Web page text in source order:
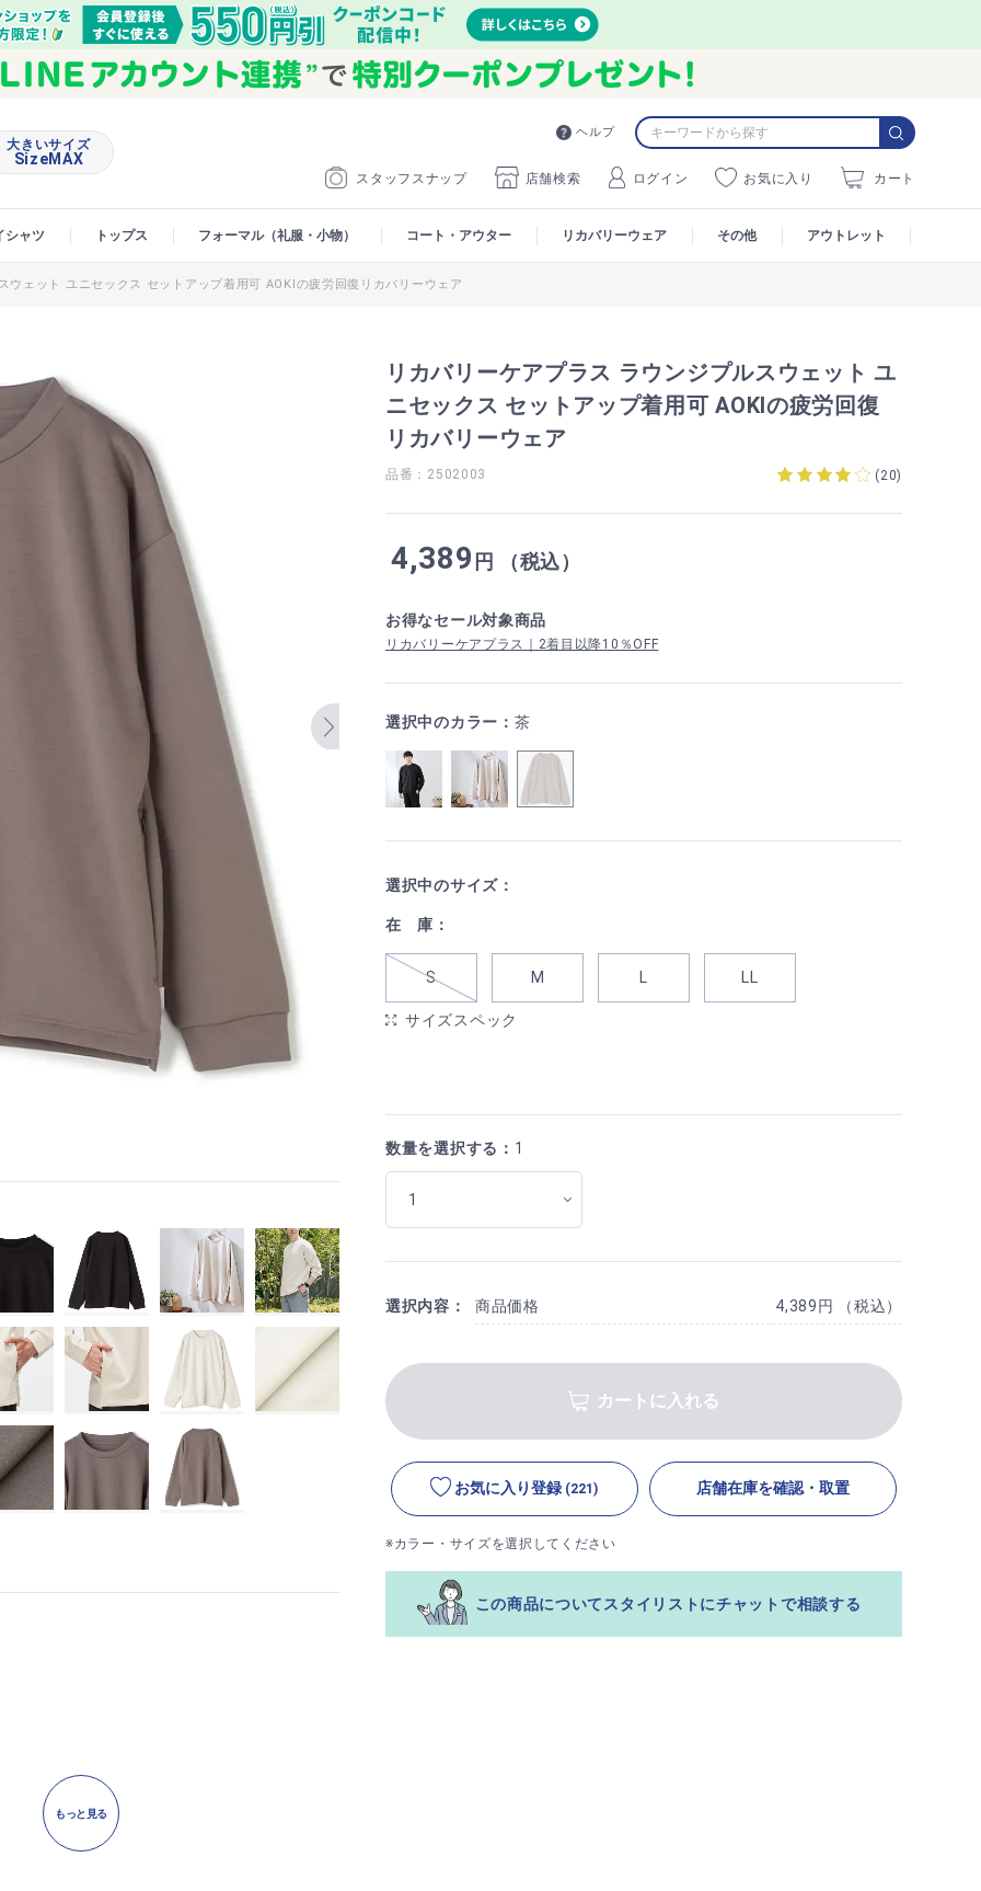
ヘルプ
スタッフスナップ 店舗検索 ログイン お気に入り カート
大きいサイズ
SizeMAX
シャツ トップス フォーマル（礼服・小物） コート・アウター リカバリーウェア その他 アウトレット
ウェット ユニセックス セットアップ着用可 AOKIの疲労回復リカバリーウェア
もっと見る
リカバリーケアプラス ラウンジプルスウェット ユ
ニセックス セットアップ着用可 AOKIの疲労回復
リカバリーウェア
品番：2502003 (20)
4,389 円 （税込）
お得なセール対象商品
リカバリーケアプラス｜2着目以降10％OFF
選択中のカラー： 茶
選択中のサイズ：
在 庫：
S M L LL
サイズスペック
数量を選択する： 1
選択内容： 商品価格 4,389円 （税込）
カートに入れる
お気に入り登録 (221) 店舗在庫を確認・取置
※カラー・サイズを選択してください
この商品についてスタイリストにチャットで相談する